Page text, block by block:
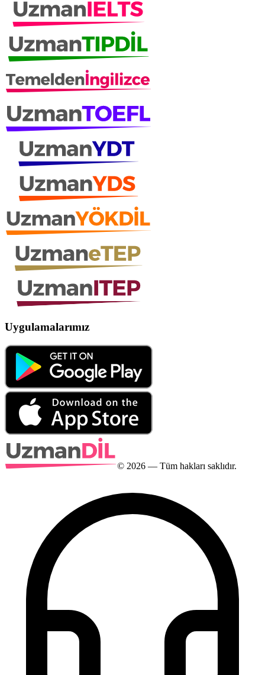
Uygulamalarımız
© 2026 — Tüm hakları saklıdır.